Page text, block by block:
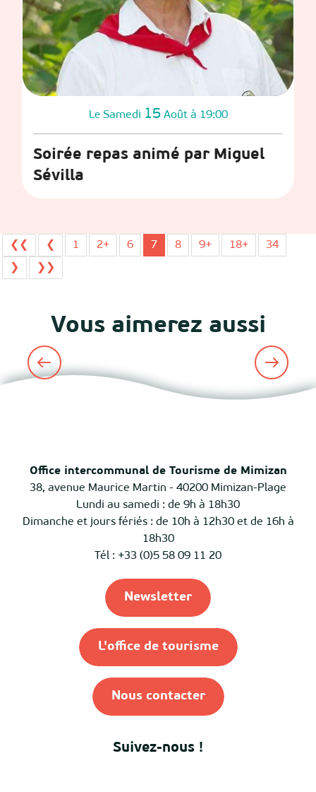
Le Samedi 15 Août à 19:00
Soirée repas animé par Miguel
Sévilla
❮❮ ❮ 1 2+ 6 7 8 9+ 18+
34
❯
❯❯
Vous aimerez aussi
Office intercommunal de Tourisme de Mimizan
38, avenue Maurice Martin - 40200 Mimizan-Plage
Lundi au samedi : de 9h à 18h30
Dimanche et jours fériés : de 10h à 12h30 et de 16h à
18h30
Tél : +33 (0)5 58 09 11 20
Newsletter
L'office de tourisme
Nous contacter
Suivez-nous !